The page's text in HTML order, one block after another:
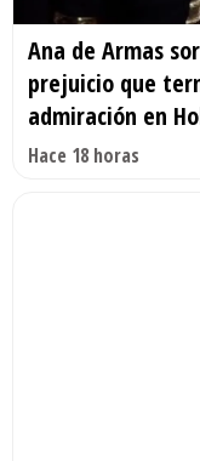
Ana de Armas
prejuicio que
admiración en
Hace 18 horas